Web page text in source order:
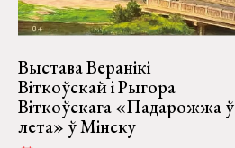
Выстава Веранікі
Віткоўскай і Рыгора
Віткоўскага «Падарожжа ў
лета» ў Мінску